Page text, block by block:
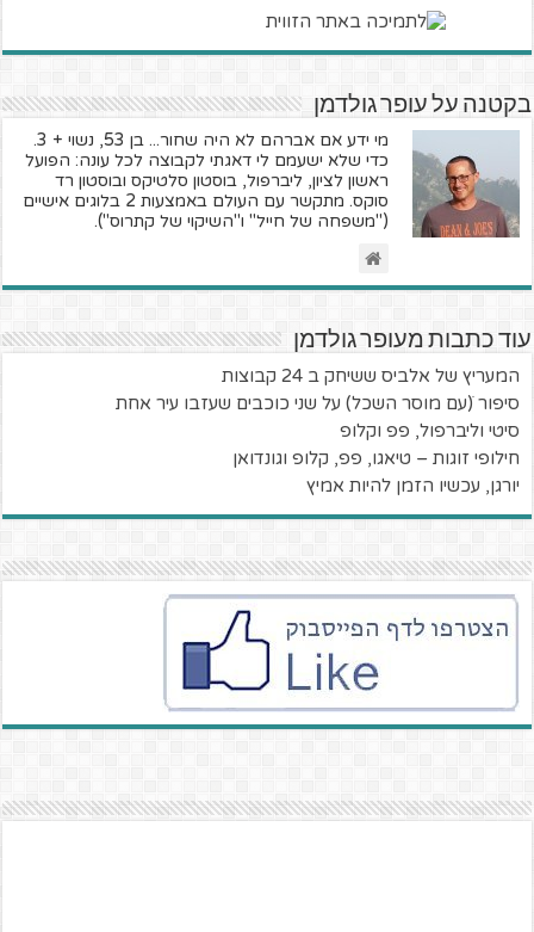
בקטנה על עופר גולדמן
מי ידע אם אברהם לא היה שחור... בן 53, נשוי + 3.
כדי שלא ישעמם לי דאגתי לקבוצה לכל עונה: הפועל
ראשון לציון, ליברפול, בוסטון סלטיקס ובוסטון רד
סוקס. מתקשר עם העולם באמצעות 2 בלוגים אישיים
("משפחה של חייל" ו"השיקוי של קתרוס").
עוד כתבות מעופר גולדמן
המעריץ של אלביס ששיחק ב 24 קבוצות
סיפור ׁ(עם מוסר השכל) על שני כוכבים שעזבו עיר אחת
סיטי וליברפול, פפ וקלופ
חילופי זוגות – טיאגו, פפ, קלופ וגונדואן
יורגן, עכשיו הזמן להיות אמיץ